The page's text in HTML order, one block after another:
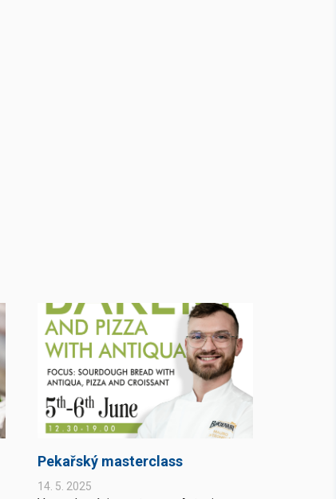
Pekařský masterclass
14. 5. 2025